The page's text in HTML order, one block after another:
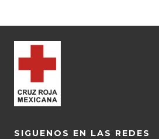
SIGUENOS EN LAS REDES